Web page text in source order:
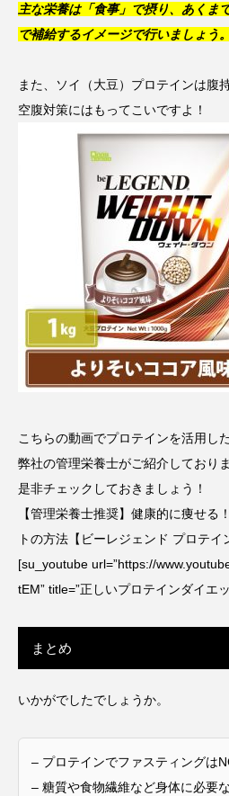
主な栄養は「食事」で摂り、あくま
で補給するイメージで行いましょう。
また、ソイ（大豆）プロテインは腹
空腹対策にはもってこいですよ！
こちらの動画でプロテインを活用し
弊社の管理栄養士がご紹介しておりま
是非チェックしておきましょう！
【管理栄養士推奨】健康的に痩せる
トの方法【ビーレジェンド プロテイ
[su_youtube url=”https://
tEM” title=”正しいプロテインダイエ
まとめ
いかがでしたでしょうか。
– プロテインでファスティングは
– 糖質や食物繊維など身体に必要